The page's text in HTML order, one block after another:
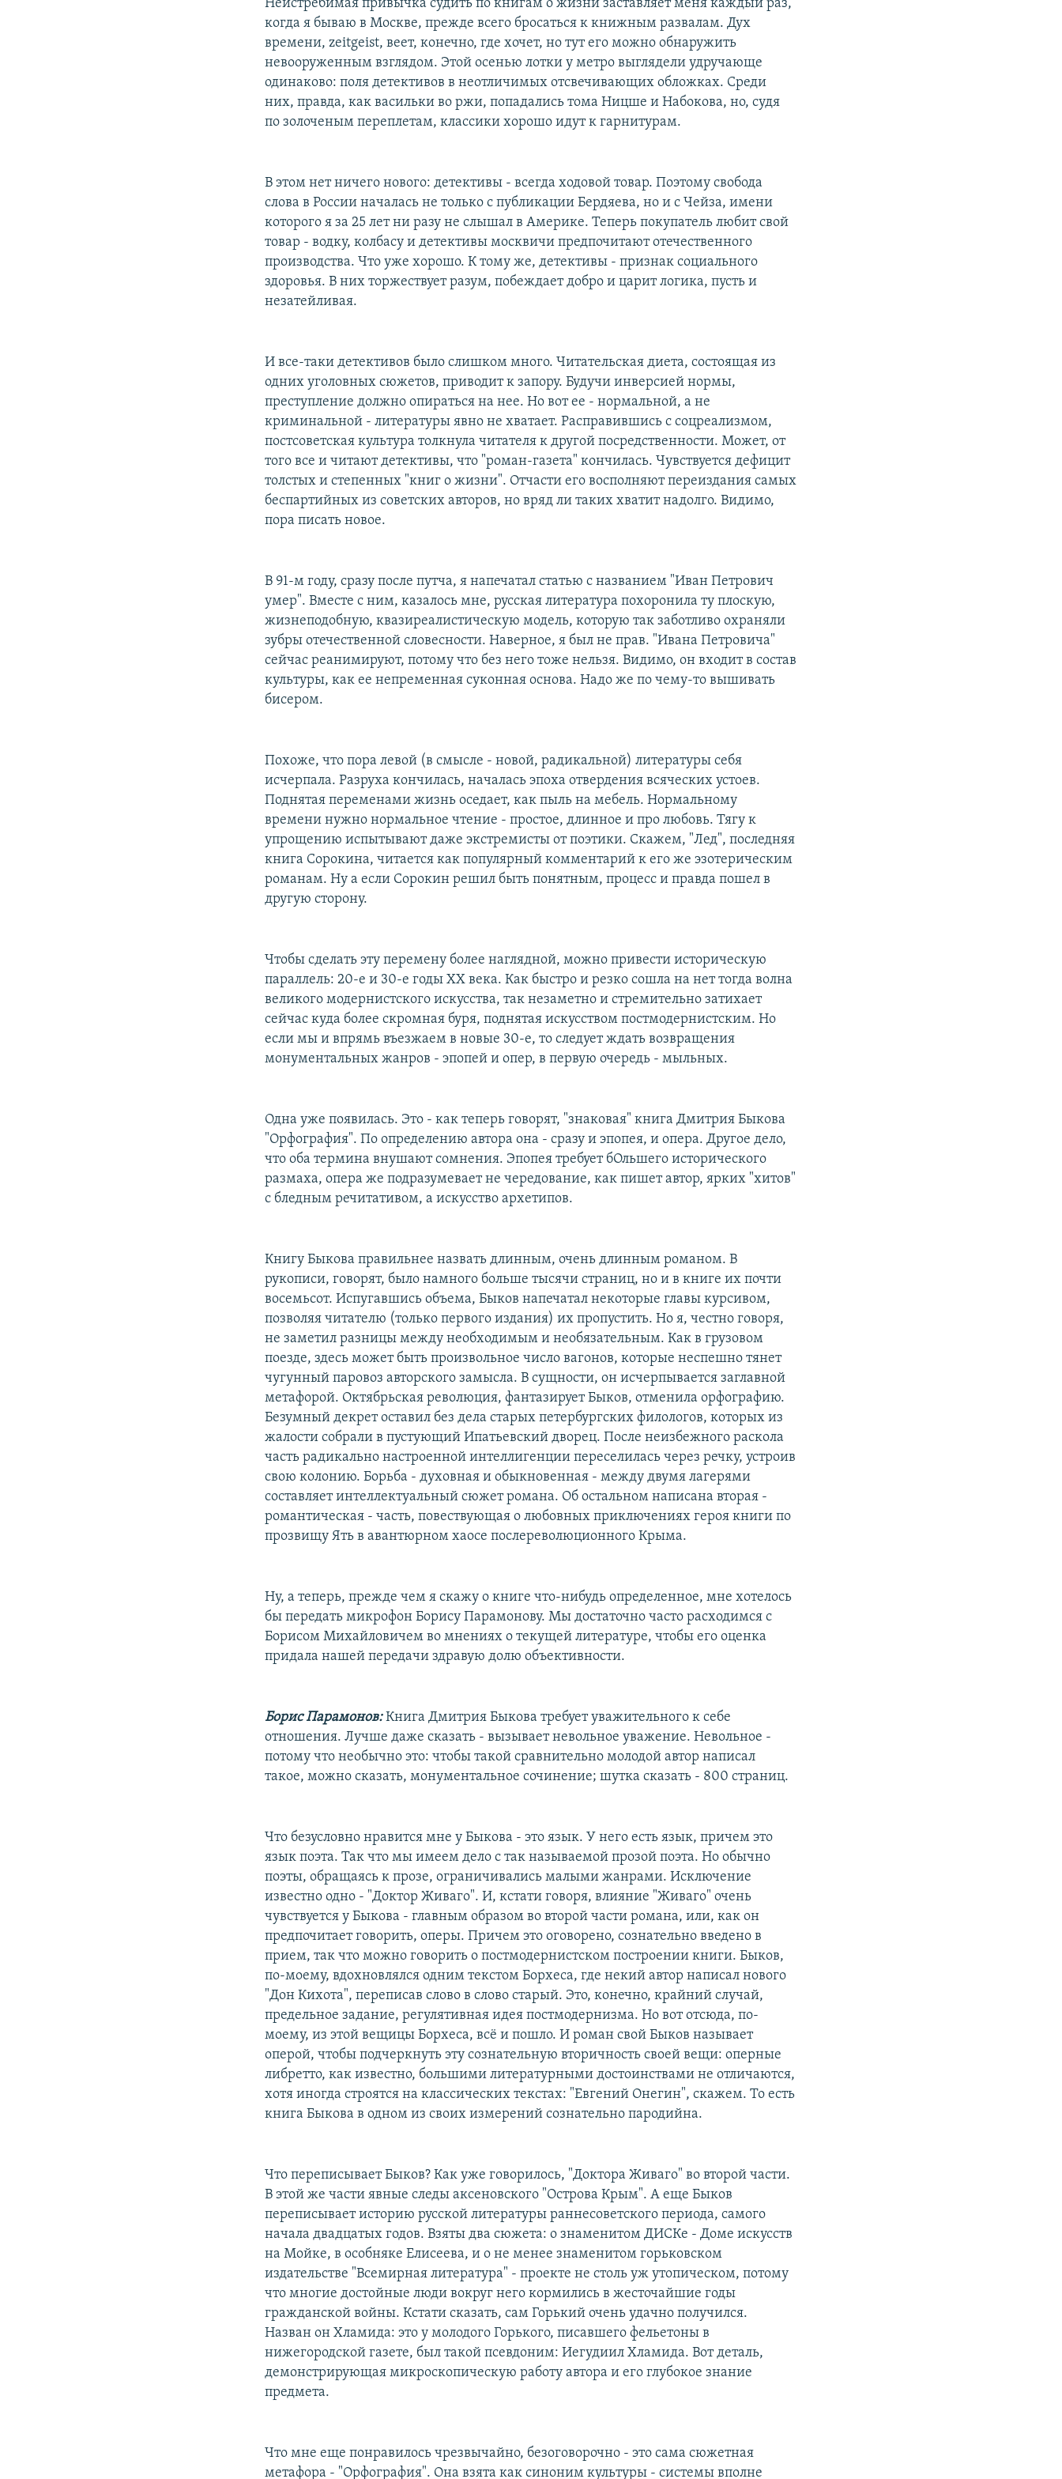
Неистребимая привычка судить по книгам о жизни заставляет меня каждый раз,
когда я бываю в Москве, прежде всего бросаться к книжным развалам. Дух
времени, zeitgeist, веет, конечно, где хочет, но тут его можно обнаружить
невооруженным взглядом. Этой осенью лотки у метро выглядели удручающе
одинаково: поля детективов в неотличимых отсвечивающих обложках. Среди
них, правда, как васильки во ржи, попадались тома Ницше и Набокова, но, судя
по золоченым переплетам, классики хорошо идут к гарнитурам.
В этом нет ничего нового: детективы - всегда ходовой товар. Поэтому свобода
слова в России началась не только с публикации Бердяева, но и с Чейза, имени
которого я за 25 лет ни разу не слышал в Америке. Теперь покупатель любит свой
товар - водку, колбасу и детективы москвичи предпочитают отечественного
производства. Что уже хорошо. К тому же, детективы - признак социального
здоровья. В них торжествует разум, побеждает добро и царит логика, пусть и
незатейливая.
И все-таки детективов было слишком много. Читательская диета, состоящая из
одних уголовных сюжетов, приводит к запору. Будучи инверсией нормы,
преступление должно опираться на нее. Но вот ее - нормальной, а не
криминальной - литературы явно не хватает. Расправившись с соцреализмом,
постсоветская культура толкнула читателя к другой посредственности. Может, от
того все и читают детективы, что "роман-газета" кончилась. Чувствуется дефицит
толстых и степенных "книг о жизни". Отчасти его восполняют переиздания самых
беспартийных из советских авторов, но вряд ли таких хватит надолго. Видимо,
пора писать новое.
В 91-м году, сразу после путча, я напечатал статью с названием "Иван Петрович
умер". Вместе с ним, казалось мне, русская литература похоронила ту плоскую,
жизнеподобную, квазиреалистическую модель, которую так заботливо охраняли
зубры отечественной словесности. Наверное, я был не прав. "Ивана Петровича"
сейчас реанимируют, потому что без него тоже нельзя. Видимо, он входит в состав
культуры, как ее непременная суконная основа. Надо же по чему-то вышивать
бисером.
Похоже, что пора левой (в смысле - новой, радикальной) литературы себя
исчерпала. Разруха кончилась, началась эпоха отвердения всяческих устоев.
Поднятая переменами жизнь оседает, как пыль на мебель. Нормальному
времени нужно нормальное чтение - простое, длинное и про любовь. Тягу к
упрощению испытывают даже экстремисты от поэтики. Скажем, "Лед", последняя
книга Сорокина, читается как популярный комментарий к его же эзотерическим
романам. Ну а если Сорокин решил быть понятным, процесс и правда пошел в
другую сторону.
Чтобы сделать эту перемену более наглядной, можно привести историческую
параллель: 20-е и 30-е годы ХХ века. Как быстро и резко сошла на нет тогда волна
великого модернистского искусства, так незаметно и стремительно затихает
сейчас куда более скромная буря, поднятая искусством постмодернистским. Но
если мы и впрямь въезжаем в новые 30-е, то следует ждать возвращения
монументальных жанров - эпопей и опер, в первую очередь - мыльных.
Одна уже появилась. Это - как теперь говорят, "знаковая" книга Дмитрия Быкова
"Орфография". По определению автора она - сразу и эпопея, и опера. Другое дело,
что оба термина внушают сомнения. Эпопея требует бОльшего исторического
размаха, опера же подразумевает не чередование, как пишет автор, ярких "хитов"
с бледным речитативом, а искусство архетипов.
Книгу Быкова правильнее назвать длинным, очень длинным романом. В
рукописи, говорят, было намного больше тысячи страниц, но и в книге их почти
восемьсот. Испугавшись объема, Быков напечатал некоторые главы курсивом,
позволяя читателю (только первого издания) их пропустить. Но я, честно говоря,
не заметил разницы между необходимым и необязательным. Как в грузовом
поезде, здесь может быть произвольное число вагонов, которые неспешно тянет
чугунный паровоз авторского замысла. В сущности, он исчерпывается заглавной
метафорой. Октябрьская революция, фантазирует Быков, отменила орфографию.
Безумный декрет оставил без дела старых петербургских филологов, которых из
жалости собрали в пустующий Ипатьевский дворец. После неизбежного раскола
часть радикально настроенной интеллигенции переселилась через речку, устроив
свою колонию. Борьба - духовная и обыкновенная - между двумя лагерями
составляет интеллектуальный сюжет романа. Об остальном написана вторая -
романтическая - часть, повествующая о любовных приключениях героя книги по
прозвищу Ять в авантюрном хаосе послереволюционного Крыма.
Ну, а теперь, прежде чем я скажу о книге что-нибудь определенное, мне хотелось
бы передать микрофон Борису Парамонову. Мы достаточно часто расходимся с
Борисом Михайловичем во мнениях о текущей литературе, чтобы его оценка
придала нашей передачи здравую долю объективности.
Борис Парамонов:Книга Дмитрия Быкова требует уважительного к себе
отношения. Лучше даже сказать - вызывает невольное уважение. Невольное -
потому что необычно это: чтобы такой сравнительно молодой автор написал
такое, можно сказать, монументальное сочинение; шутка сказать - 800 страниц.
Что безусловно нравится мне у Быкова - это язык. У него есть язык, причем это
язык поэта. Так что мы имеем дело с так называемой прозой поэта. Но обычно
поэты, обращаясь к прозе, ограничивались малыми жанрами. Исключение
известно одно - "Доктор Живаго". И, кстати говоря, влияние "Живаго" очень
чувствуется у Быкова - главным образом во второй части романа, или, как он
предпочитает говорить, оперы. Причем это оговорено, сознательно введено в
прием, так что можно говорить о постмодернистском построении книги. Быков,
по-моему, вдохновлялся одним текстом Борхеса, где некий автор написал нового
"Дон Кихота", переписав слово в слово старый. Это, конечно, крайний случай,
предельное задание, регулятивная идея постмодернизма. Но вот отсюда, по-
моему, из этой вещицы Борхеса, всё и пошло. И роман свой Быков называет
оперой, чтобы подчеркнуть эту сознательную вторичность своей вещи: оперные
либретто, как известно, большими литературными достоинствами не отличаются,
хотя иногда строятся на классических текстах: "Евгений Онегин", скажем. То есть
книга Быкова в одном из своих измерений сознательно пародийна.
Что переписывает Быков? Как уже говорилось, "Доктора Живаго" во второй части.
В этой же части явные следы аксеновского "Острова Крым". А еще Быков
переписывает историю русской литературы раннесоветского периода, самого
начала двадцатых годов. Взяты два сюжета: о знаменитом ДИСКе - Доме искусств
на Мойке, в особняке Елисеева, и о не менее знаменитом горьковском
издательстве "Всемирная литература" - проекте не столь уж утопическом, потому
что многие достойные люди вокруг него кормились в жесточайшие годы
гражданской войны. Кстати сказать, сам Горький очень удачно получился.
Назван он Хламида: это у молодого Горького, писавшего фельетоны в
нижегородской газете, был такой псевдоним: Иегудиил Хламида. Вот деталь,
демонстрирующая микроскопическую работу автора и его глубокое знание
предмета.
Что мне еще понравилось чрезвычайно, безоговорочно - это сама сюжетная
метафора - "Орфография". Она взята как синоним культуры - системы вполне